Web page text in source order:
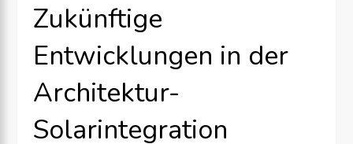
Zukünftige
Entwicklungen in der
Architektur-
Solarintegration